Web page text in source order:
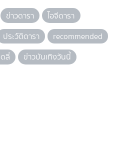
ข่าวดารา
ไอจีดารา
ประวัติดารา
recommended
ลี่ ข่าวบันเทิงวันนี้